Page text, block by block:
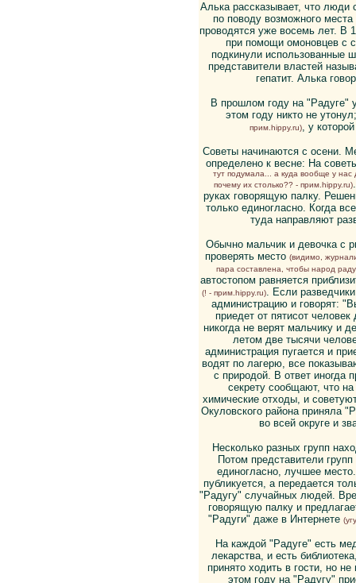
Алька рассказывает, что люди
по поводу возможного
проводятся уже восемь лет. В
при помощи омоновцев с
подкинули использованные
представители властей
гепатит. Алька
В прошлом году на "Радуге"
этом году никто не
прим.hippy.ru), у
Советы начинаются с осени.
определено к весне: На
тут подумала... а куда вообще у
почему их столько?? - прим.hippy.ru)
руках говорящую палку.
только единогласно. Когда
туда направляют
Обычно мальчик и девочка с
проверять место (видимо,
пара составлена, чтобы народ
автостопом равняется
(! - прим.hippy.ru). Если
администрацию и говорят:
приедет от пятисот
никогда не верят мальчику и
летом две тысячи
администрация пугается и
водят по лагерю, все
с природой. В ответ
секрету сообщают, что
химические отходы, и
Окуловского района приняла
во всей округе и
Несколько разных групп
Потом представители
единогласно, лучшее
публикуется, а передается
"Радугу" случайных людей.
говорящую палку и
"Радуги" даже в Интернете
На каждой "Радуге" есть
лекарства, и есть
принято ходить в гости, но
этом году на "Радугу"